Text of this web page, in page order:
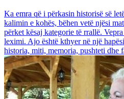
Ka emra që i përkasin historisë së
kalimin e kohës, bëhen vetë njësi
përket kësaj kategorie të rrallë.
leximi. Ajo është kthyer në një
historia, miti, memoria, pushteti dhe